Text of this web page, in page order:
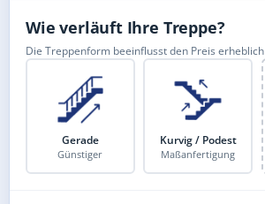
Wie verläuft Ihre Treppe?
Die Treppenform beeinflusst den Preis erheblich
Gerade
Günstiger
Kurvig / Podest
Maßanfertigung